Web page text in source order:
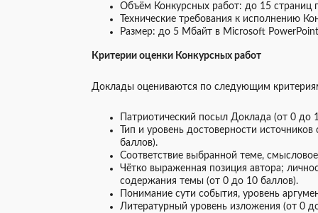
Объём Конкурсных работ: до 15 страниц
Технические требования к исполнению
Размер: до 5 Мбайт в Microsoft
Критерии оценки Конкурсных работ
Доклады оцениваются по следующим
Патриотический посыл Доклада (от 0 до
Тип и уровень достоверности
баллов).
Соответствие выбранной теме,
Чётко выраженная позиция автора;
содержания темы (от 0 до 10 баллов).
Понимание сути события, уровень
Литературный уровень изложения (от 0